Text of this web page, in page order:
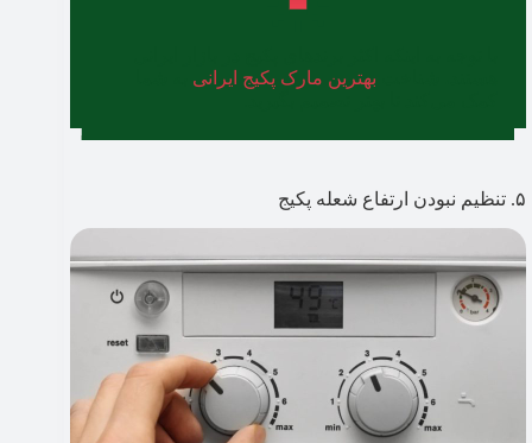
بهترین مارک پکیج ایرانی
۵. تنظیم نبودن ارتفاع شعله پکیج